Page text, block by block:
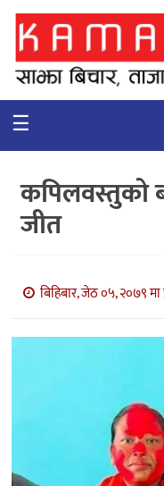
गृहपृष्ठ
समाचार
कुटनिती
कुराकानी
बाणिज्य
भिडियो
☰
कपिलवस्तुको
जीत
बिहिबार, जेठ ०५, २०७९ मा